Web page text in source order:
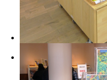
ゆりの里公園 農産
福井県坂井市